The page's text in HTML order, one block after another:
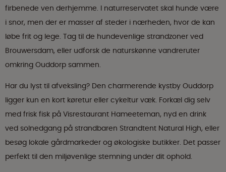
firbenede ven derhjemme. I naturreservatet skal hunde være
i snor, men der er masser af steder i nærheden, hvor de kan
løbe frit og lege. Tag til de hundevenlige strandzoner ved
Brouwersdam, eller udforsk de naturskønne vandreruter
omkring Ouddorp sammen.
Har du lyst til afveksling? Den charmerende kystby Ouddorp
ligger kun en kort køretur eller cykeltur væk. Forkæl dig selv
med frisk fisk på Visrestaurant Hameeteman, nyd en drink
ved solnedgang på strandbaren Strandtent Natural High, eller
besøg lokale gårdmarkeder og økologiske butikker. Det passer
perfekt til den miljøvenlige stemning under dit ophold.